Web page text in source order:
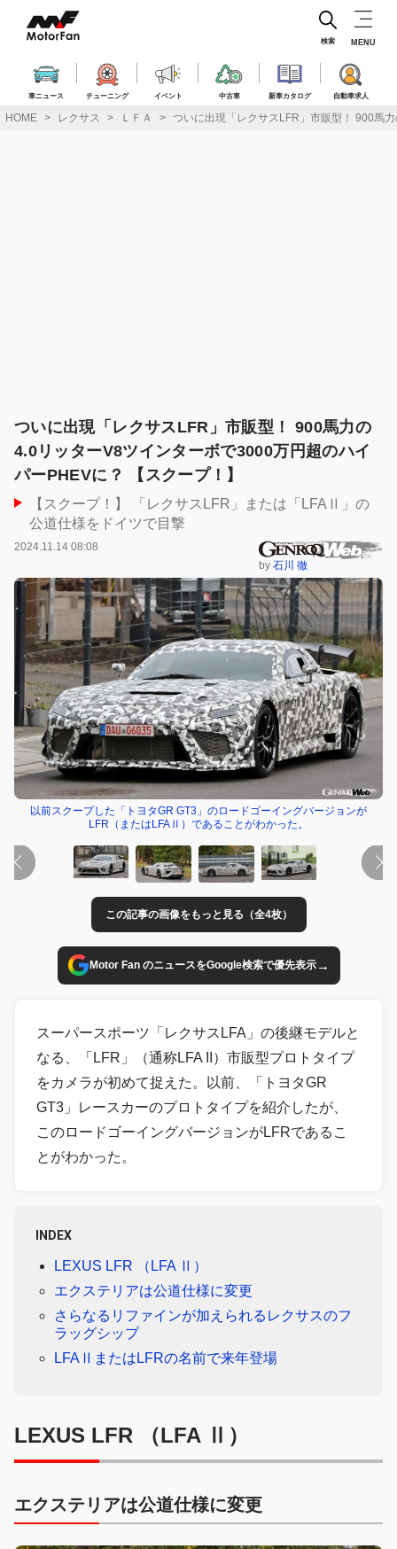
ス
車ニュース チューニング イベント 中古車 新車カタログ 自動車求人
検索 MENU
HOME レクサス ＬＦＡ ついに出現「レクサスLFR」市販型！ 900馬
ついに出現「レクサスLFR」市販型！ 900馬力の
4.0リッターV8ツインターボで3000万円超のハイ
パーPHEVに？ 【スクープ！】
【スクープ！】 「レクサスLFR」または「LFAⅡ」の
公道仕様をドイツで目撃
2024.11.14 08:08
by 石川 徹
以前スクープした「トヨタGR GT3」のロードゴーイングバージョンが
LFR（またはLFAⅡ）であることがわかった。
この記事の画像をもっと見る（全4枚）
Motor Fan のニュースをGoogle検索で優先表示→
スーパースポーツ「レクサスLFA」の後継モデルと
なる、「LFR」（通称LFA II）市販型プロトタイプ
をカメラが初めて捉えた。以前、「トヨタGR
GT3」レースカーのプロトタイプを紹介したが、
このロードゴーイングバージョンがLFRであるこ
とがわかった。
INDEX
LEXUS LFR （LFA Ⅱ）
エクステリアは公道仕様に変更
さらなるリファインが加えられるレクサスのフ
ラッグシップ
LFAⅡまたはLFRの名前で来年登場
LEXUS LFR （LFA Ⅱ）
エクステリアは公道仕様に変更